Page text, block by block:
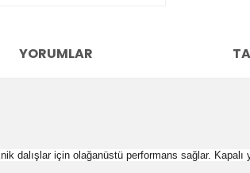
YORUMLAR
dalışlar için olağanüstü performans sağlar. Kapalı